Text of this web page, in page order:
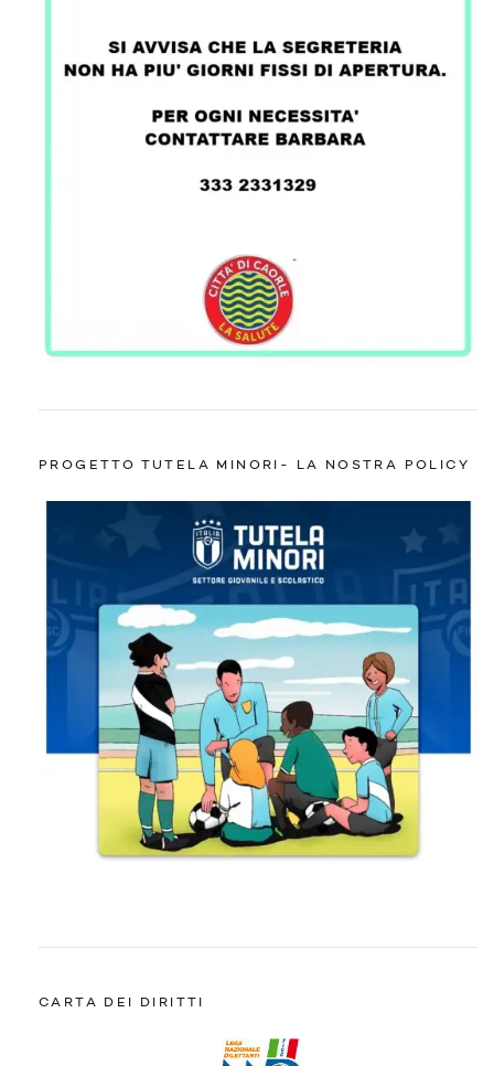
PROGETTO TUTELA MINORI- LA NOSTRA POLICY
CARTA DEI DIRITTI